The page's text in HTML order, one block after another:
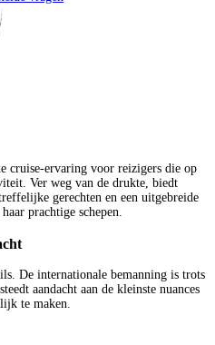
cruise-ervaring voor reizigers die op
Ver weg van de drukte, biedt
gerechten en een uitgebreide
prachtige schepen.
De internationale bemanning is trots
aandacht aan de kleinste nuances
te maken.